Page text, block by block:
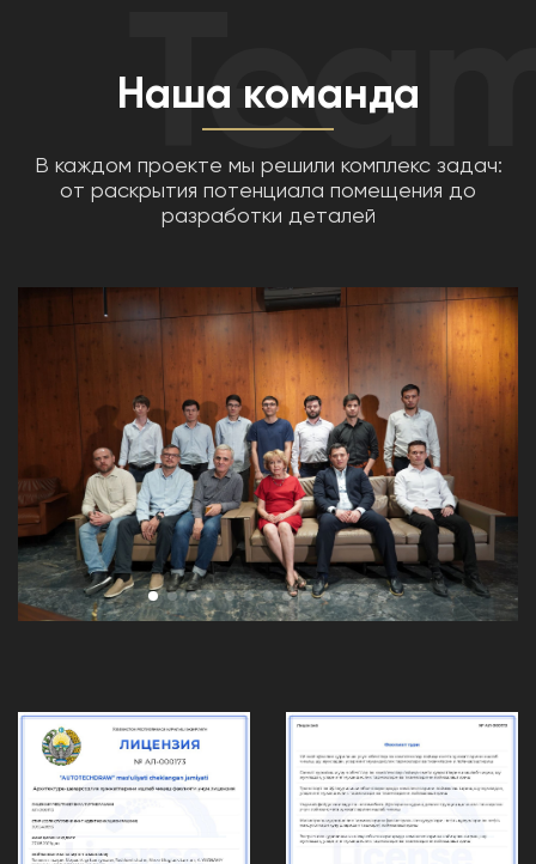
Team
Наша команда
В каждом проекте мы решили комплекс задач:
от раскрытия потенциала помещения до
разработки деталей